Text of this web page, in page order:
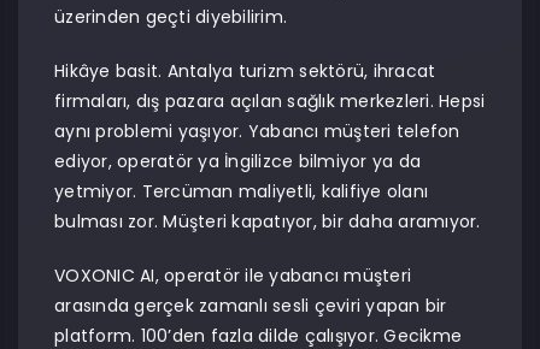
üzerinden geçti diyebilirim.
Hikâye basit. Antalya turizm sektörü, ihracat
firmaları, dış pazara açılan sağlık merkezleri. Hepsi
aynı problemi yaşıyor. Yabancı müşteri telefon
ediyor, operatör ya İngilizce bilmiyor ya da
yetmiyor. Tercüman maliyetli, kalifiye olanı
bulması zor. Müşteri kapatıyor, bir daha aramıyor.
VOXONIC AI, operatör ile yabancı müşteri
arasında gerçek zamanlı sesli çeviri yapan bir
platform. 100’den fazla dilde çalışıyor. Gecikme